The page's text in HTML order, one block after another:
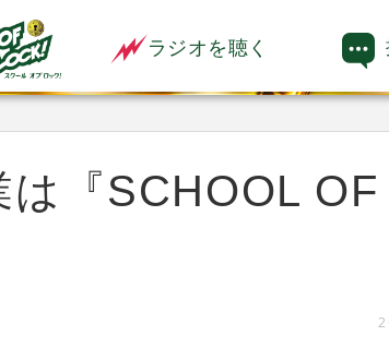
ラジオを聴く
は『SCHOOL